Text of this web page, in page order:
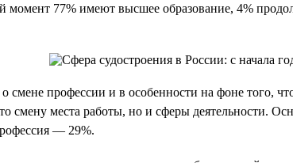
момент 77% имеют высшее образование, 4%
профессии и в особенности на фоне того,
смену места работы, но и сферы деятельности.
— 29%.